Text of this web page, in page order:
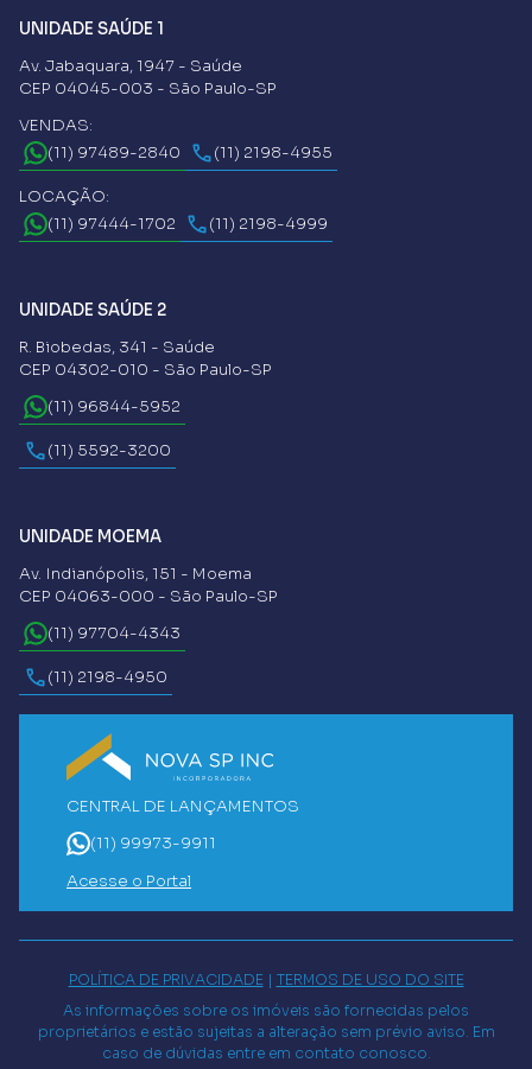
UNIDADE SAÚDE 1
Av. Jabaquara, 1947 - Saúde
CEP 04045-003 - São Paulo-SP
VENDAS:
(11) 97489-2840
(11) 2198-4955
LOCAÇÃO:
(11) 97444-1702
(11) 2198-4999
UNIDADE SAÚDE 2
R. Biobedas, 341 - Saúde
CEP 04302-010 - São Paulo-SP
(11) 96844-5952
(11) 5592-3200
UNIDADE MOEMA
Av. Indianópolis, 151 - Moema
CEP 04063-000 - São Paulo-SP
(11) 97704-4343
(11) 2198-4950
CENTRAL DE LANÇAMENTOS
(11) 99973-9911
Acesse o Portal
POLÍTICA DE PRIVACIDADE | TERMOS DE USO DO SITE
As informações sobre os imóveis são fornecidas pelos
proprietários e estão sujeitas a alteração sem prévio aviso. Em
caso de dúvidas entre em contato conosco.